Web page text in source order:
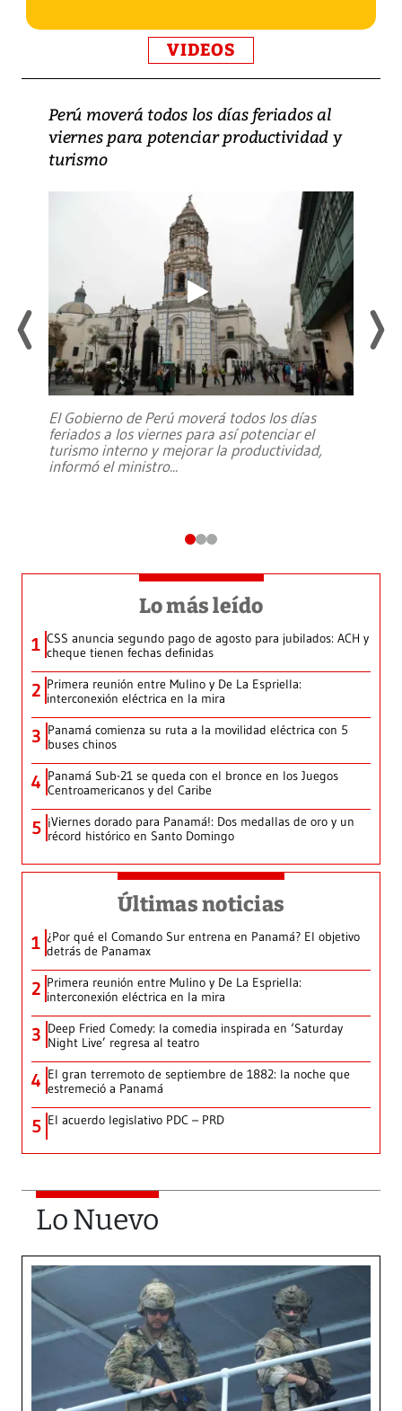
VIDEOS
Perú moverá todos los días feriados al
viernes para potenciar productividad y
turismo
El Gobierno de Perú moverá todos los días
feriados a los viernes para así potenciar el
turismo interno y mejorar la productividad,
informó el ministro...
Lo más leído
1 CSS anuncia segundo pago de agosto para jubilados: ACH y
cheque tienen fechas definidas
2 Primera reunión entre Mulino y De La Espriella:
interconexión eléctrica en la mira
3 Panamá comienza su ruta a la movilidad eléctrica con 5
buses chinos
4 Panamá Sub-21 se queda con el bronce en los Juegos
Centroamericanos y del Caribe
5 ¡Viernes dorado para Panamá!: Dos medallas de oro y un
récord histórico en Santo Domingo
Últimas noticias
1 ¿Por qué el Comando Sur entrena en Panamá? El objetivo
detrás de Panamax
2 Primera reunión entre Mulino y De La Espriella:
interconexión eléctrica en la mira
3 Deep Fried Comedy: la comedia inspirada en ‘Saturday
Night Live’ regresa al teatro
4 El gran terremoto de septiembre de 1882: la noche que
estremeció a Panamá
5 El acuerdo legislativo PDC – PRD
Lo Nuevo